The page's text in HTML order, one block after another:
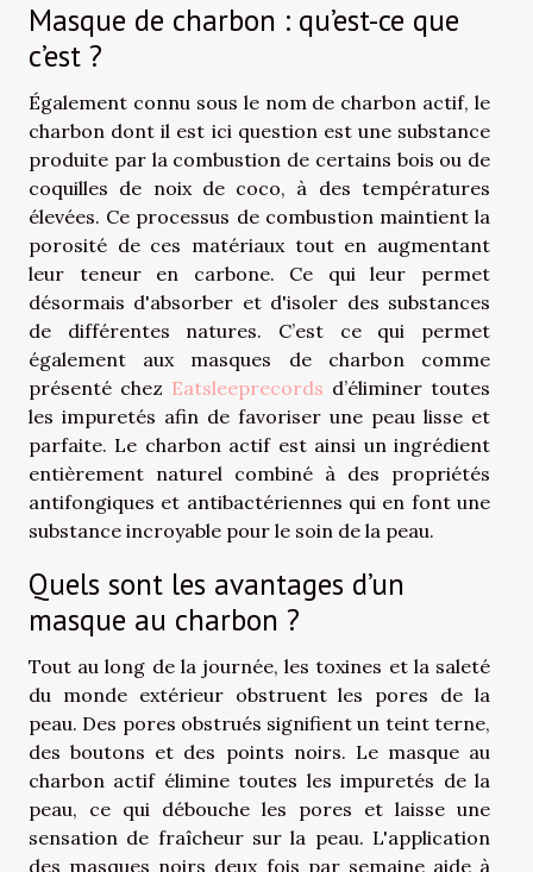
Masque de charbon : qu’est-ce que
c’est ?
Également connu sous le nom de charbon actif, le
charbon dont il est ici question est une substance
produite par la combustion de certains bois ou de
coquilles de noix de coco, à des températures
élevées. Ce processus de combustion maintient la
porosité de ces matériaux tout en augmentant
leur teneur en carbone. Ce qui leur permet
désormais d'absorber et d'isoler des substances
de différentes natures. C’est ce qui permet
également aux masques de charbon comme
présenté chez Eatsleeprecords d’éliminer toutes
les impuretés afin de favoriser une peau lisse et
parfaite. Le charbon actif est ainsi un ingrédient
entièrement naturel combiné à des propriétés
antifongiques et antibactériennes qui en font une
substance incroyable pour le soin de la peau.
Quels sont les avantages d’un
masque au charbon ?
Tout au long de la journée, les toxines et la saleté
du monde extérieur obstruent les pores de la
peau. Des pores obstrués signifient un teint terne,
des boutons et des points noirs. Le masque au
charbon actif élimine toutes les impuretés de la
peau, ce qui débouche les pores et laisse une
sensation de fraîcheur sur la peau. L'application
des masques noirs deux fois par semaine aide à